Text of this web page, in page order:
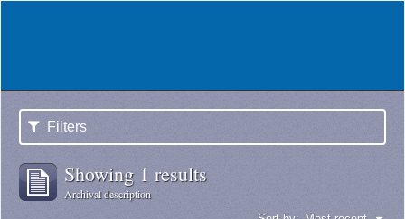
Filters
Showing 1 results
Archival description